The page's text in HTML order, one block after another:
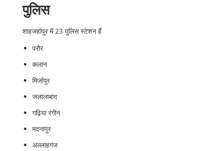
पुलिस
शाहजहांपुर में 23 पुलिस स्टेशन हैं
परौर
कलान
मिर्जापुर
जलालाबाद
गढ़िया रंगीन
मदनापुर
अल्लाहगंज